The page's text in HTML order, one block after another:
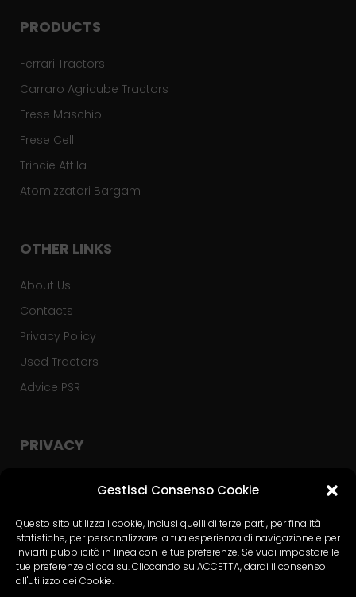
Gestisci Consenso Cookie
Questo sito utilizza i cookie, inclusi quelli di terze parti, per finalità
statistiche, per personalizzare la tua esperienza di navigazione e per
inviarti pubblicità in linea con le tue preferenze. Se vuoi impostare le
tue preferenze clicca su. Cliccando su ACCETTA, darai il consenso
all'utilizzo dei Cookie.
PRODUCTS
Ferrari Tractors
Carraro Agricube Tractors
Frese Maschio
Frese Celli
Trincie Attila
Atomizzatori Bargam
OTHER LINKS
About Us
Contacts
Privacy Policy
Used Tractors
Advice PSR
PRIVACY
Contact Form Policy